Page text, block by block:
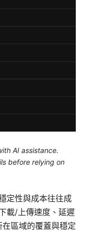
AI assistance.
before relying on
定性與成本往往成
載/上傳速度、延遲
區域的覆蓋與穩定